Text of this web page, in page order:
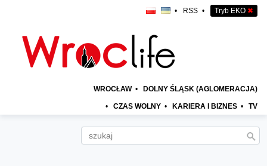
• RSS • Tryb EKO ✖
WROCŁAW • DOLNY ŚLĄSK (AGLOMERACJA)
• CZAS WOLNY • KARIERA I BIZNES • TV